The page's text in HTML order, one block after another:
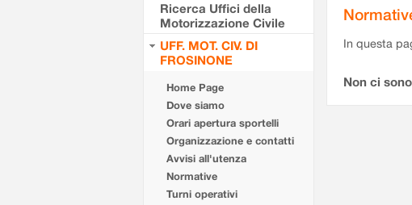
Ricerca Uffici della
Motorizzazione Civile
UFF. MOT. CIV. DI
FROSINONE
Home Page
Dove siamo
Orari apertura sportelli
Organizzazione e contatti
Avvisi all'utenza
Normative
Turni operativi
In questa
Non ci